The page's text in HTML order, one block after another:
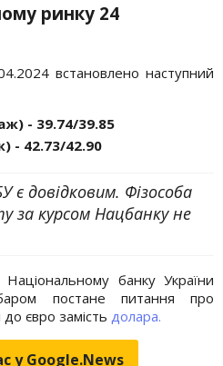
ринку 24
встановлено наступний
- 39.74/39.85
- 42.73/42.90
є довідковим. Фізособа
за курсом Нацбанку не
банку України
постане питання про
євро замість долара.
у Google.News